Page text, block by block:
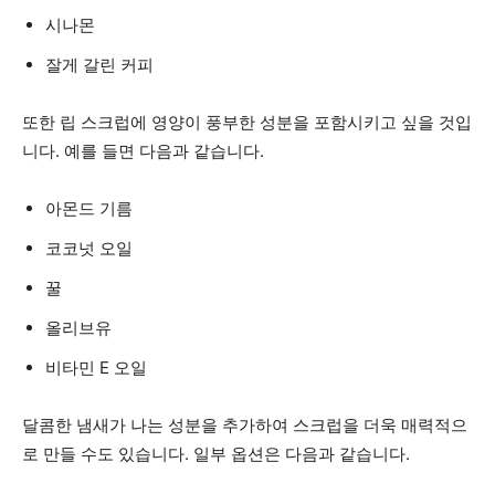
시나몬
잘게 갈린 커피
또한 립 스크럽에 영양이 풍부한 성분을 포함시키고 싶을 것입
니다. 예를 들면 다음과 같습니다.
아몬드 기름
코코넛 오일
꿀
올리브유
비타민 E 오일
달콤한 냄새가 나는 성분을 추가하여 스크럽을 더욱 매력적으
로 만들 수도 있습니다. 일부 옵션은 다음과 같습니다.